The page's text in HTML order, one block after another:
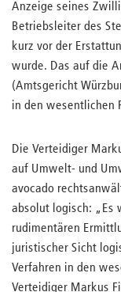
Anzeige seines
Betriebsleiter des
kurz vor der
wurde. Das auf die
(Amtsgericht
in den wesentlichen
Die Verteidiger
auf Umwelt- und
avocado
absolut logisch: „Es
rudimentären
juristischer Sicht
Verfahren in den
Verteidiger Markus